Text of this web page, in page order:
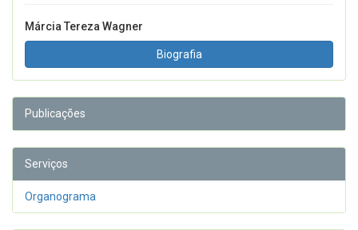
Márcia Tereza Wagner
Biografia
Publicações
Serviços
Organograma